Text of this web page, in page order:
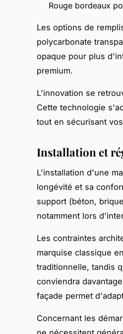
Rouge bordeaux
Les options de
polycarbonate
opaque pour plus
premium.
L'innovation se
Cette technologie
tout en sécurisant
Installation et
L'installation d'une
longévité et sa
support (béton,
notamment lors
Les contraintes
marquise classique
traditionnelle, tandis
conviendra
façade permet
Concernant les